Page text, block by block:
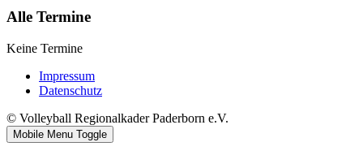
Alle Termine
Keine Termine
Impressum
Datenschutz
© Volleyball Regionalkader Paderborn e.V.
Mobile Menu Toggle